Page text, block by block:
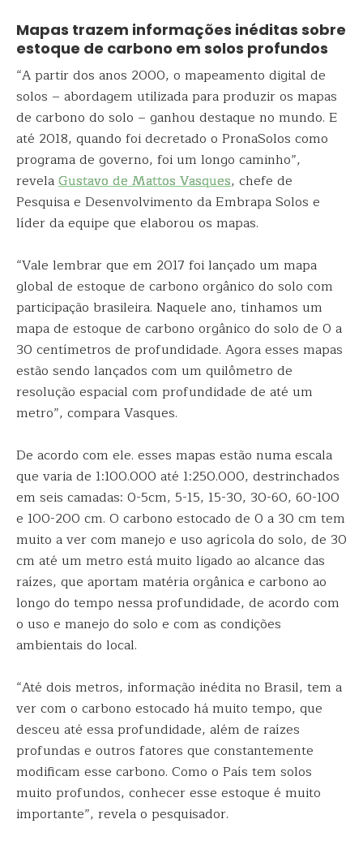
Mapas trazem informações inéditas sobre
estoque de carbono em solos profundos
“A partir dos anos 2000, o mapeamento digital de
solos – abordagem utilizada para produzir os mapas
de carbono do solo – ganhou destaque no mundo. E
até 2018, quando foi decretado o PronaSolos como
programa de governo, foi um longo caminho”,
revelaGustavo de Mattos Vasques, chefe de
Pesquisa e Desenvolvimento da Embrapa Solos e
líder da equipe que elaborou os mapas.
“Vale lembrar que em 2017 foi lançado um mapa
global de estoque de carbono orgânico do solo com
participação brasileira. Naquele ano, tínhamos um
mapa de estoque de carbono orgânico do solo de 0 a
30 centímetros de profundidade. Agora esses mapas
estão sendo lançados com um quilômetro de
resolução espacial com profundidade de até um
metro”, compara Vasques.
De acordo com ele. esses mapas estão numa escala
que varia de 1:100.000 até 1:250.000, destrinchados
em seis camadas: 0-5cm, 5-15, 15-30, 30-60, 60-100
e 100-200 cm. O carbono estocado de 0 a 30 cm tem
muito a ver com manejo e uso agrícola do solo, de 30
cm até um metro está muito ligado ao alcance das
raízes, que aportam matéria orgânica e carbono ao
longo do tempo nessa profundidade, de acordo com
o uso e manejo do solo e com as condições
ambientais do local.
“Até dois metros, informação inédita no Brasil, tem a
ver com o carbono estocado há muito tempo, que
desceu até essa profundidade, além de raízes
profundas e outros fatores que constantemente
modificam esse carbono. Como o País tem solos
muito profundos, conhecer esse estoque é muito
importante”, revela o pesquisador.